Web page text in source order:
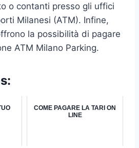
o contanti presso gli uffici
Milanesi (ATM). Infine,
la possibilità di pagare
ATM Milano Parking.
COME PAGARE LA TARI ON
LINE